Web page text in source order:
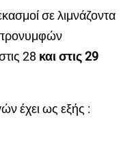
σε λιμνάζοντα
28 και στις 29
έχει ως εξής :